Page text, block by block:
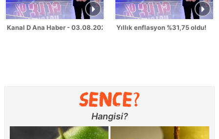
Kanal D Ana Haber - 03.08.2026 Yıllık enflasyon %31,75 oldu!
Hangisi?